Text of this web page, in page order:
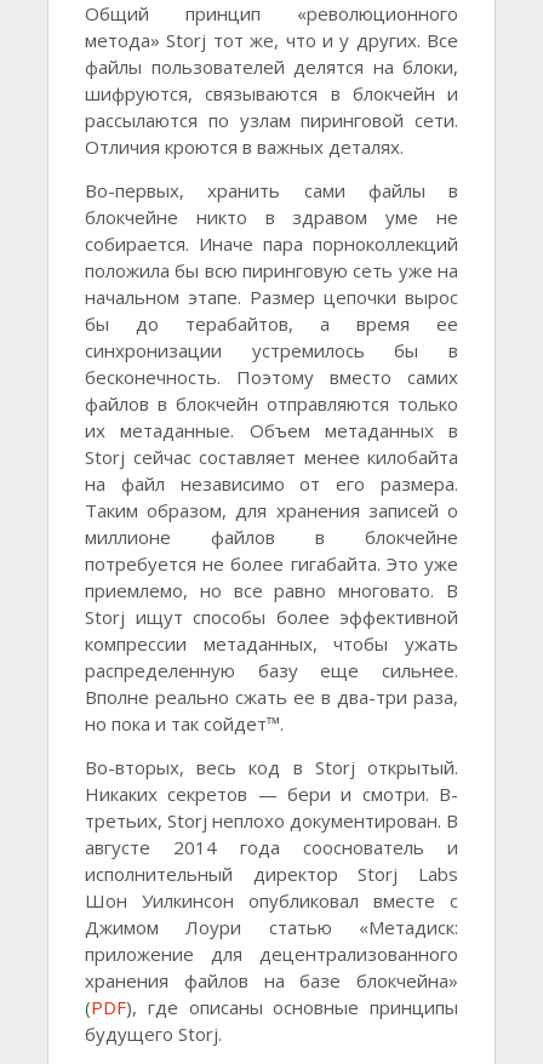
Общий принцип «революционного
метода» Storj тот же, что и у других. Все
файлы пользователей делятся на блоки,
шифруются, связываются в блокчейн и
рассылаются по узлам пиринговой сети.
Отличия кроются в важных деталях.
Во-первых, хранить сами файлы в
блокчейне никто в здравом уме не
собирается. Иначе пара порноколлекций
положила бы всю пиринговую сеть уже на
начальном этапе. Размер цепочки вырос
бы до терабайтов, а время ее
синхронизации устремилось бы в
бесконечность. Поэтому вместо самих
файлов в блокчейн отправляются только
их метаданные. Объем метаданных в
Storj сейчас составляет менее килобайта
на файл независимо от его размера.
Таким образом, для хранения записей о
миллионе файлов в блокчейне
потребуется не более гигабайта. Это уже
приемлемо, но все равно многовато. В
Storj ищут способы более эффективной
компрессии метаданных, чтобы ужать
распределенную базу еще сильнее.
Вполне реально сжать ее в два-три раза,
но пока и так сойдет™.
Во-вторых, весь код в Storj открытый.
Никаких секретов — бери и смотри. В-
третьих, Storj неплохо документирован. В
августе 2014 года сооснователь и
исполнительный директор Storj Labs
Шон Уилкинсон опубликовал вместе с
Джимом Лоури статью «Метадиск:
приложение для децентрализованного
хранения файлов на базе блокчейна»
(PDF), где описаны основные принципы
будущего Storj.